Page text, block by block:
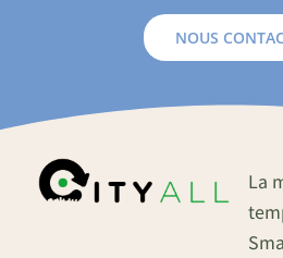
NOUS
La